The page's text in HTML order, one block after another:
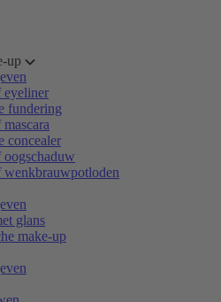
up
eyeliner
fundering
concealer
wenkbrauwpotloden
glans
make-up